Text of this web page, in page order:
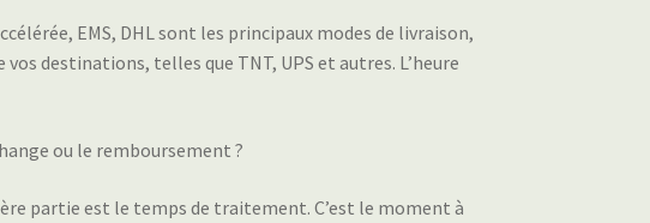
EMS, DHL sont les principaux modes de livraison,
destinations, telles que TNT, UPS et autres. L’heure
ou le remboursement ?
partie est le temps de traitement. C’est le moment à